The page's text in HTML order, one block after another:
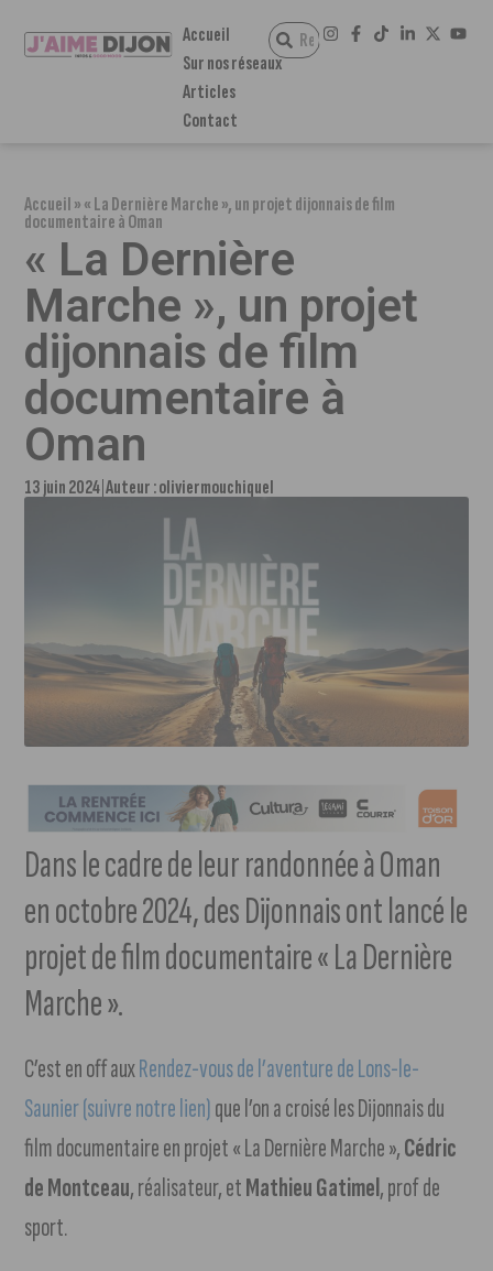
Accueil
Sur nos réseaux
Articles
Contact
Accueil»« La Dernière Marche », un projet dijonnais de film
documentaire à Oman
« La Dernière
Marche », un projet
dijonnais de film
documentaire à
Oman
13 juin 2024 Auteur :oliviermouchiquel
Dans le cadre de leur randonnée à Oman
en octobre 2024, des Dijonnais ont lancé le
projet de film documentaire « La Dernière
Marche ».
C’est en off auxRendez-vous de l’aventure de Lons-le-
Saunier (suivre notre lien)que l’on a croisé les Dijonnais du
film documentaire en projet « La Dernière Marche »,Cédric
de Montceau, réalisateur, etMathieu Gatimel, prof de
sport.